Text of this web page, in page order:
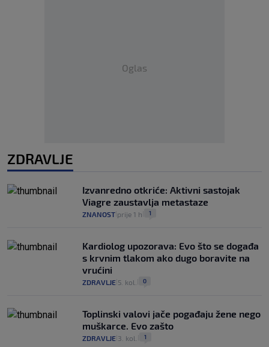
Oglas
ZDRAVLJE
Izvanredno otkriće: Aktivni sastojak
Viagre zaustavlja metastaze
ZNANOST prije 1 h 1
Kardiolog upozorava: Evo što se događa
s krvnim tlakom ako dugo boravite na
vrućini
ZDRAVLJE 5. kol. 0
Toplinski valovi jače pogađaju žene nego
muškarce. Evo zašto
ZDRAVLJE 3. kol. 1